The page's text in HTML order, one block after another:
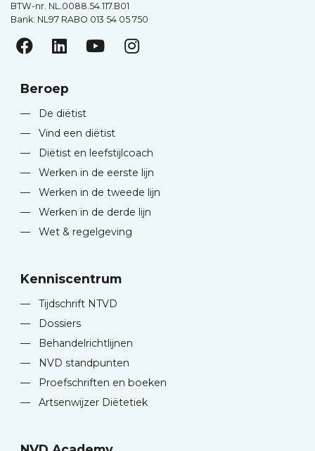
BTW-nr. NL.0088.54.117.B01
Bank: NL97 RABO 013 54 05 750
Beroep
—
De diëtist
—
Vind een diëtist
—
Diëtist en leefstijlcoach
—
Werken in de eerste lijn
—
Werken in de tweede lijn
—
Werken in de derde lijn
—
Wet & regelgeving
Kenniscentrum
—
Tijdschrift NTVD
—
Dossiers
—
Behandelrichtlijnen
—
NVD standpunten
—
Proefschriften en boeken
—
Artsenwijzer Diëtetiek